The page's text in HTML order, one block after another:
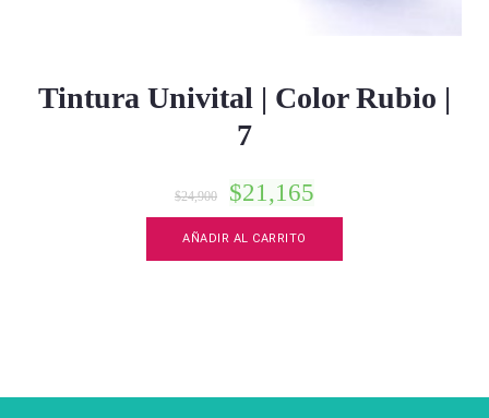
Tintura Univital | Color Rubio |
7
$24,900 $21,165
AÑADIR AL CARRITO